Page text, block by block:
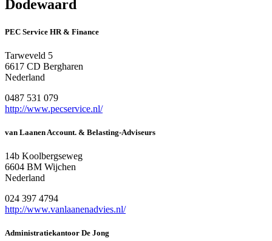
Dodewaard
PEC Service HR & Finance
Tarweveld 5
6617 CD Bergharen
Nederland
0487 531 079
http://www.pecservice.nl/
van Laanen Account. & Belasting-Adviseurs
14b Koolbergseweg
6604 BM Wijchen
Nederland
024 397 4794
http://www.vanlaanenadvies.nl/
Administratiekantoor De Jong